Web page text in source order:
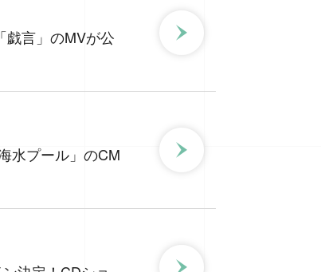
戯言」のMVが公
水プール」のCM